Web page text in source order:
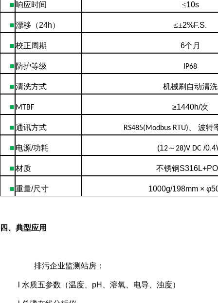
■ 响应时间 ≤10s
■漂移（24h） ≤±2%F.S.
■校正周期 6个月
■ 防护等级 IP68
■清洗方式 机械刷自动清洗
■ MTBF ≥1440h/次
■通讯方式 RS485(Modbus RTU) 、 波特
■ 电源/功耗 (12～28)V DC /
■材质 不锈钢
■重量/尺寸 1000g/198mm × φ
四、典型应用
排污企业监测站房 ：
l 水质五参数（温度、 pH 、溶氧、电导、浊度）